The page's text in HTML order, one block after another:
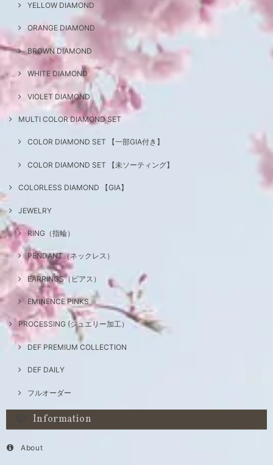
YELLOW DIAMOND
ORANGE DIAMOND
BROWN DIAMOND
WHITE DIAMOND
VIOLET DIAMOND
MULTI COLOR DIAMOND SET
COLOR DIAMOND SET 【一部GIA付き】
COLOR DIAMOND SET 【未ソーティング】
COLORLESS DIAMOND 【GIA】
JEWELRY
RING（指輪）
PENDANT（ネックレス）
EARRINGS（ピアス）
EMINENCE PINKS
PROCESSING (ジュエリー加工）
DEF PREMIUM COLLECTION
DEF DAILY
フルオーダー
Information
About